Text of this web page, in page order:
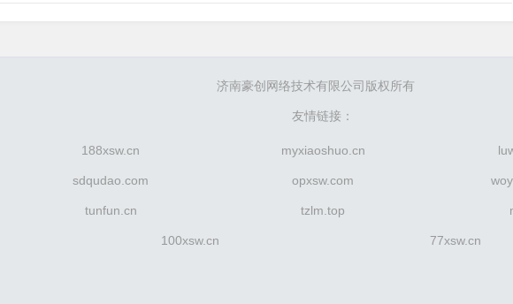
济南豪创网络技术有限公司版权所有
友情链接：
188xsw.cn myxiaoshuo.cn
sdqudao.com opxsw.com
tunfun.cn tzlm.top
100xsw.cn 77xsw.cn